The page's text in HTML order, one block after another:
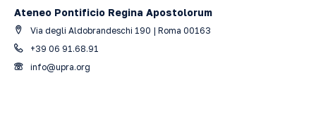
Ateneo Pontificio Regina Apostolorum
Via degli Aldobrandeschi 190 | Roma 00163
+39 06 91.68.91
info@upra.org